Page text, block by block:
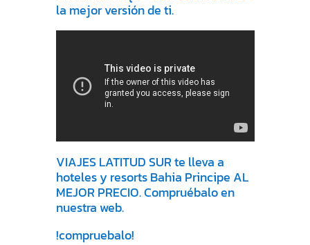
la mejor versión de ti.
VIAJES LATITUD SUR te lleva a
hoteles y resorts Bahia Principe AL
MEJOR PRECIO. Compruébalo en
nuestra web.
!compruebalo!